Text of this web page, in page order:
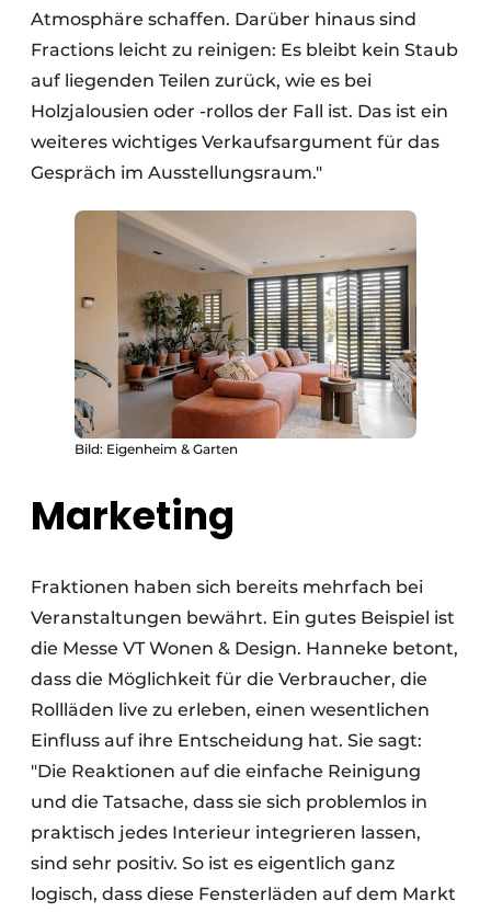
Atmosphäre schaffen. Darüber hinaus sind
Fractions leicht zu reinigen: Es bleibt kein Staub
auf liegenden Teilen zurück, wie es bei
Holzjalousien oder -rollos der Fall ist. Das ist ein
weiteres wichtiges Verkaufsargument für das
Gespräch im Ausstellungsraum."
Bild: Eigenheim & Garten
Marketing
Fraktionen haben sich bereits mehrfach bei
Veranstaltungen bewährt. Ein gutes Beispiel ist
die Messe VT Wonen & Design. Hanneke betont,
dass die Möglichkeit für die Verbraucher, die
Rollläden live zu erleben, einen wesentlichen
Einfluss auf ihre Entscheidung hat. Sie sagt:
"Die Reaktionen auf die einfache Reinigung
und die Tatsache, dass sie sich problemlos in
praktisch jedes Interieur integrieren lassen,
sind sehr positiv. So ist es eigentlich ganz
logisch, dass diese Fensterläden auf dem Markt